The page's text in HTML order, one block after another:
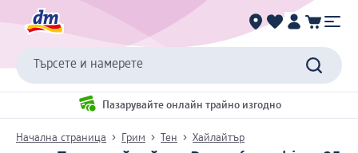
Търсете и намерете
Пазарувайте онлайн трайно изгодно
Начална страница Грим Тен Хайлайтър